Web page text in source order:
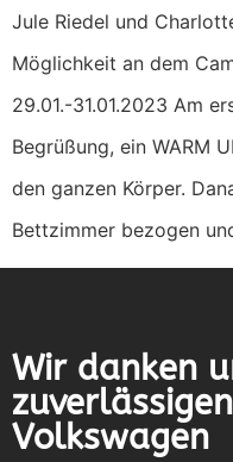
Jule Riedel und
Möglichkeit an dem
29.01.-31.01.2023 Am
Begrüßung, ein WARM
den ganzen Körper.
Bettzimmer bezogen
Wir danken
Volkswagen